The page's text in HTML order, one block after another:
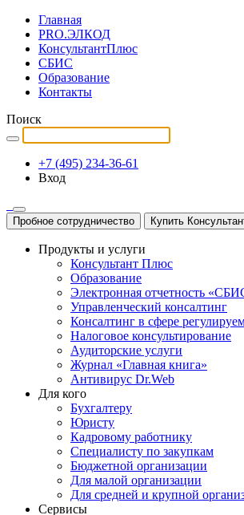
Главная
PRO.ЭЛКОД
КонсультантПлюс
СБИС
Образование
Контакты
Поиск
+7 (495) 234-36-61
Вход
Пробное сотрудничество Купить
Продукты и услуги
Консультант Плюс
Образование
Электронная отчетность
Управленческий консалтинг
Консалтинг в сфере
Налоговое консультирование
Аудиторские услуги
Журнал «Главная книга»
Антивирус Dr.Web
Для кого
Бухгалтеру
Юристу
Кадровому работнику
Специалисту по закупкам
Бюджетной организации
Для малой организации
Для средней и крупной
Сервисы